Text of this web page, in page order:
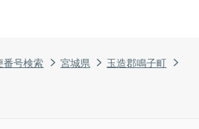
番号検索 宮城県
玉造郡鳴子町